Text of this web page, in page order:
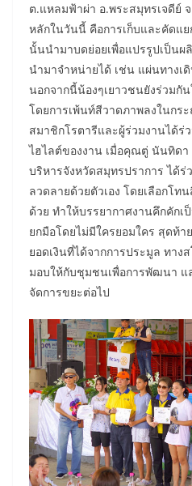
ต.แหลมฟ้าผ่า อ.พระสมุทรเจดีย์
หลักในวันนี้ คือการเก็บและคัดแ
นั้นนำมาบดย่อยเพื่อแปรรูปเป็น
นำมาจำหน่ายได้ เช่น แผ่นทางเ
นอกจากนี้น้องๆเยาวชนยังร่วมกั
โดยการเพ้นท์สีวาดภาพลงในกร
สมาชิกโรตารีและผู้ร่วมงานได้ร่
ไฮไลต์ของงาน เมื่อคุณตู่ นันทิดา
บริหารจังหวัดสมุทรปราการ ได้ร่
ลวดลายด้วยตัวเอง โดยเลือกโท
ด้วย ทำให้บรรยากาศงานคึกคัก
ยกมือโดยไม่มีใครยอมใคร สุดท้
ยอดเงินที่ได้จากการประมูล ทาง
มอบให้กับชุมชนเพื่อการพัฒนา แ
จัดการขยะต่อไป